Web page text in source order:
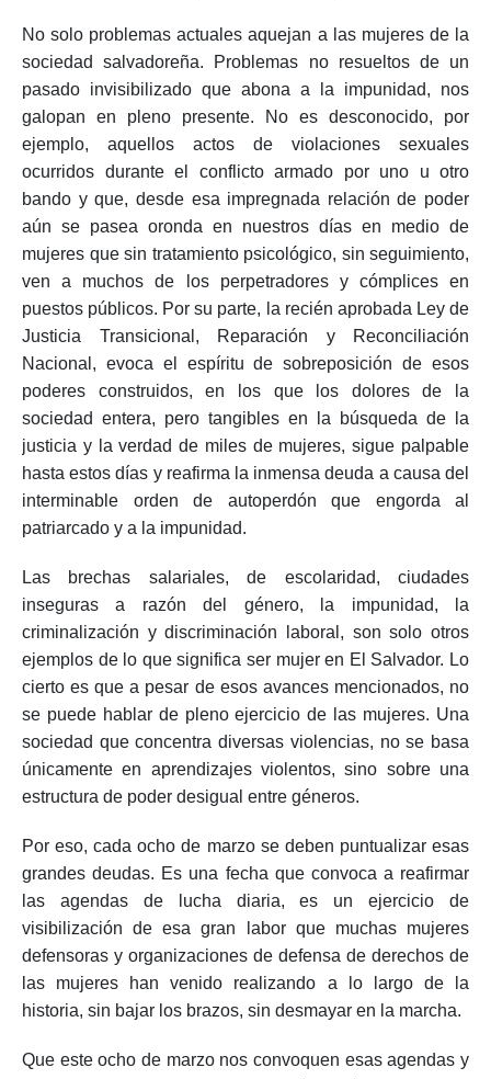
No solo problemas actuales aquejan a las mujeres de la
sociedad salvadoreña. Problemas no resueltos de un
pasado invisibilizado que abona a la impunidad, nos
galopan en pleno presente. No es desconocido, por
ejemplo, aquellos actos de violaciones sexuales
ocurridos durante el conflicto armado por uno u otro
bando y que, desde esa impregnada relación de poder
aún se pasea oronda en nuestros días en medio de
mujeres que sin tratamiento psicológico, sin seguimiento,
ven a muchos de los perpetradores y cómplices en
puestos públicos. Por su parte, la recién aprobada Ley de
Justicia Transicional, Reparación y Reconciliación
Nacional, evoca el espíritu de sobreposición de esos
poderes construidos, en los que los dolores de la
sociedad entera, pero tangibles en la búsqueda de la
justicia y la verdad de miles de mujeres, sigue palpable
hasta estos días y reafirma la inmensa deuda a causa del
interminable orden de autoperdón que engorda al
patriarcado y a la impunidad.
Las brechas salariales, de escolaridad, ciudades
inseguras a razón del género, la impunidad, la
criminalización y discriminación laboral, son solo otros
ejemplos de lo que significa ser mujer en El Salvador. Lo
cierto es que a pesar de esos avances mencionados, no
se puede hablar de pleno ejercicio de las mujeres. Una
sociedad que concentra diversas violencias, no se basa
únicamente en aprendizajes violentos, sino sobre una
estructura de poder desigual entre géneros.
Por eso, cada ocho de marzo se deben puntualizar esas
grandes deudas. Es una fecha que convoca a reafirmar
las agendas de lucha diaria, es un ejercicio de
visibilización de esa gran labor que muchas mujeres
defensoras y organizaciones de defensa de derechos de
las mujeres han venido realizando a lo largo de la
historia, sin bajar los brazos, sin desmayar en la marcha.
Que este ocho de marzo nos convoquen esas agendas y